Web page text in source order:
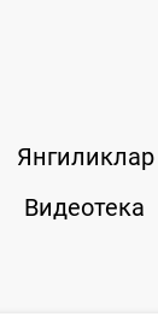
Янгиликлар
Видеотека